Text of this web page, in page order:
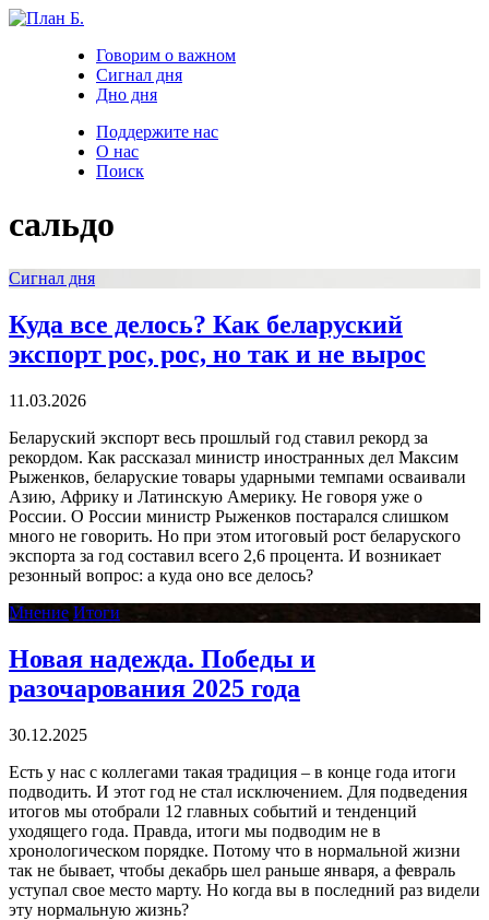
Говорим о важном
Сигнал дня
Дно дня
Поддержите нас
О нас
Поиск
сальдо
Сигнал дня
Куда все делось? Как беларуский
экспорт рос, рос, но так и не вырос
11.03.2026
Беларуский экспорт весь прошлый год ставил рекорд за
рекордом. Как рассказал министр иностранных дел Максим
Рыженков, беларуские товары ударными темпами осваивали
Азию, Африку и Латинскую Америку. Не говоря уже о
России. О России министр Рыженков постарался слишком
много не говорить. Но при этом итоговый рост беларуского
экспорта за год составил всего 2,6 процента. И возникает
резонный вопрос: а куда оно все делось?
Мнение Итоги
Новая надежда. Победы и
разочарования 2025 года
30.12.2025
Есть у нас с коллегами такая традиция – в конце года итоги
подводить. И этот год не стал исключением. Для подведения
итогов мы отобрали 12 главных событий и тенденций
уходящего года. Правда, итоги мы подводим не в
хронологическом порядке. Потому что в нормальной жизни
так не бывает, чтобы декабрь шел раньше января, а февраль
уступал свое место марту. Но когда вы в последний раз видели
эту нормальную жизнь?